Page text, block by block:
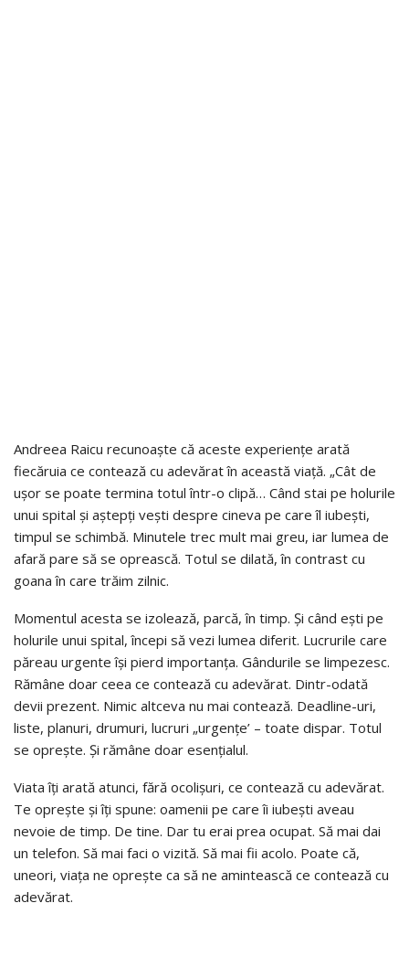
Andreea Raicu recunoaște că aceste experiențe arată
fiecăruia ce contează cu adevărat în această viață. „Cât de
ușor se poate termina totul într-o clipă… Când stai pe holurile
unui spital și aștepți vești despre cineva pe care îl iubești,
timpul se schimbă. Minutele trec mult mai greu, iar lumea de
afară pare să se oprească. Totul se dilată, în contrast cu
goana în care trăim zilnic.
Momentul acesta se izolează, parcă, în timp. Și când ești pe
holurile unui spital, începi să vezi lumea diferit. Lucrurile care
păreau urgente își pierd importanța. Gândurile se limpezesc.
Rămâne doar ceea ce contează cu adevărat. Dintr-odată
devii prezent. Nimic altceva nu mai contează. Deadline-uri,
liste, planuri, drumuri, lucruri „urgențe’ – toate dispar. Totul
se oprește. Și rămâne doar esențialul.
Viata îți arată atunci, fără ocolișuri, ce contează cu adevărat.
Te oprește și îți spune: oamenii pe care îi iubești aveau
nevoie de timp. De tine. Dar tu erai prea ocupat. Să mai dai
un telefon. Să mai faci o vizită. Să mai fii acolo. Poate că,
uneori, viața ne oprește ca să ne amintească ce contează cu
adevărat.